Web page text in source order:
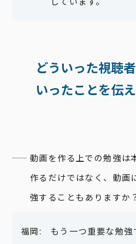
どういった視聴者
いったことを伝
動画を作る上での勉強
作るだけではなく、動画
強することもありますか
もう一つ重要な勉